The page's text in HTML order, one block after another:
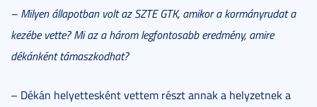
– Milyen állapotban volt az SZTE GTK, amikor a kormányrudat a
kezébe vette? Mi az a három legfontosabb eredmény, amire
dékánként támaszkodhat?
– Dékán helyettesként vettem részt annak a helyzetnek a